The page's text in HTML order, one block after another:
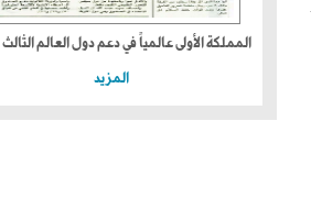
المملكة الأولى عالمياً في دعم دول العالم الثالث
المزيد